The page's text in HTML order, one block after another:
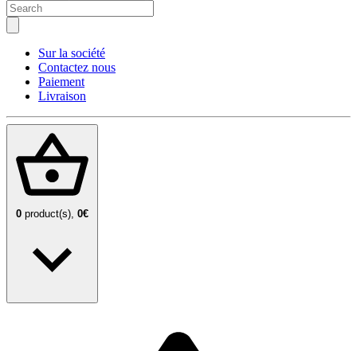
Sur la société
Contactez nous
Paiement
Livraison
0 product(s), 0€